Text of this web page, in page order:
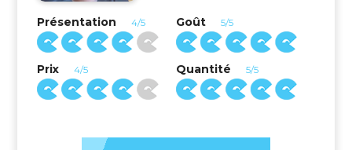
Présentation 4/5 Goût 5/5
Prix 4/5 Quantité 5/5